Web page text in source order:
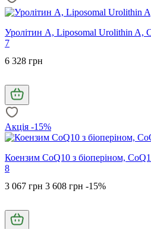
Уролітин А, Liposomal Urolithin A,
7
6 328 грн
Акція -15%
Коензим CoQ10 з біоперіном,
8
3 067 грн 3 608 грн -15%